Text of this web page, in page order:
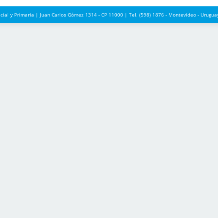
y Primaria | Juan Carlos Gómez 1314 - CP 11000 | Tel. (598) 1876 - Montevideo -